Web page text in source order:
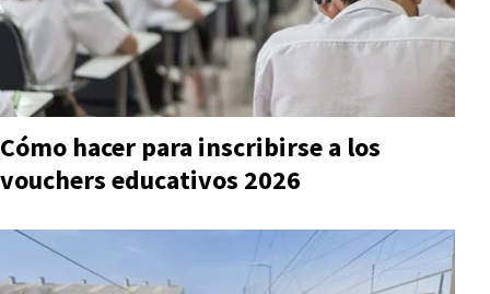
Cómo hacer para inscribirse a los
vouchers educativos 2026